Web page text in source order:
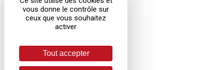
vous donne le contrôle sur
ceux que vous souhaitez
activer
Tout accepter